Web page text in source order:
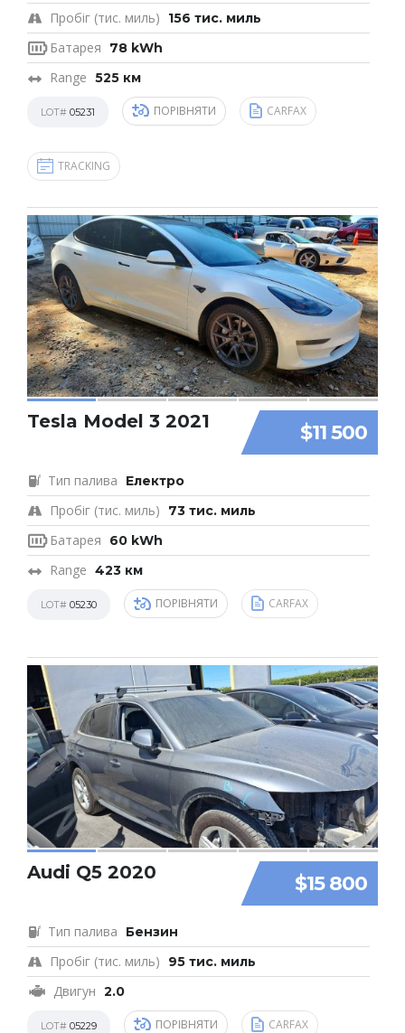
Пробіг (тис. миль) 156 тис. миль
Батарея 78 kWh
Range 525 км
LOT# 05231 ПОРІВНЯТИ CARFAX
TRACKING
$11 500
Tesla Model 3 2021
Тип палива Електро
Пробіг (тис. миль) 73 тис. миль
Батарея 60 kWh
Range 423 км
LOT# 05230 ПОРІВНЯТИ CARFAX
$15 800
Audi Q5 2020
Тип палива Бензин
Пробіг (тис. миль) 95 тис. миль
Двигун 2.0
LOT# 05229 ПОРІВНЯТИ CARFAX